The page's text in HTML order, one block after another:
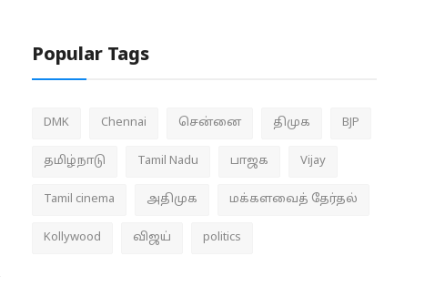
Popular Tags
DMK Chennai சென்னை திமுக BJP
தமிழ்நாடு Tamil Nadu பாஜக Vijay
Tamil cinema அதிமுக மக்களவைத் தேர்தல்
Kollywood விஜய் politics